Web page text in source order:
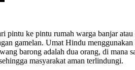
ke pintu rumah warga banjar
gamelan. Umat Hindu
barong adalah dua orang, di mana
masyarakat aman terlindungi.